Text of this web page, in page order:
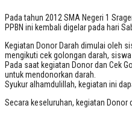
Pada tahun 2012 SMA Negeri 1
PPBN ini kembali digelar pada hari
Kegiatan Donor Darah dimulai oleh
mengikuti cek golongan darah,
Pada saat kegiatan Donor dan Cek
untuk mendonorkan darah.
Syukur alhamdulillah, kegiatan ini
Secara keseluruhan, kegiatan Donor